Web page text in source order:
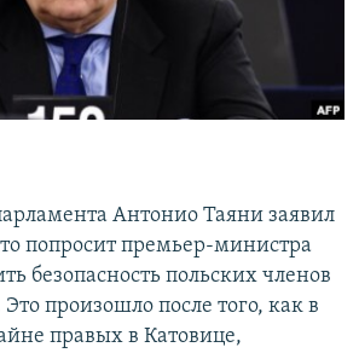
Антонио Таяни заявил
попросит премьер-министра
безопасность польских членов
произошло после того, как в
правых в Катовице,